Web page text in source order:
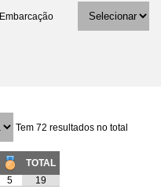
Embarcação
Tem 72 resultados no total
TOTAL
5 19